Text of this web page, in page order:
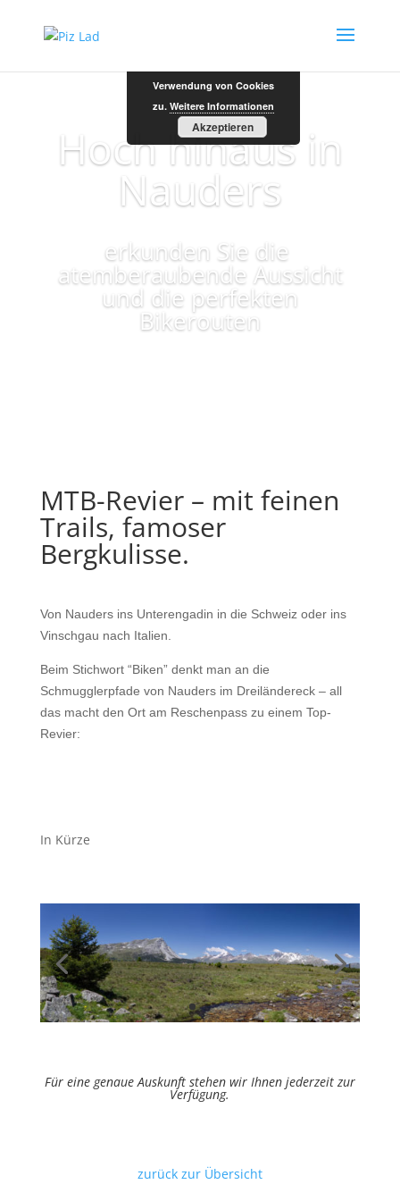
Hoch hinaus in
Nauders
erkunden Sie die
atemberaubende Aussicht
und die perfekten
Bikerouten
MTB-Revier – mit feinen
Trails, famoser
Bergkulisse.
Von Nauders ins Unterengadin in die Schweiz oder ins
Vinschgau nach Italien.
Beim Stichwort “Biken” denkt man an die
Schmugglerpfade von Nauders im Dreiländereck – all
das macht den Ort am Reschenpass zu einem Top-
Revier:
In Kürze
Für eine genaue Auskunft stehen wir Ihnen jederzeit zur
Verfügung.
zurück zur Übersicht
Verwendung von Cookies
zu. Weitere Informationen
Akzeptieren